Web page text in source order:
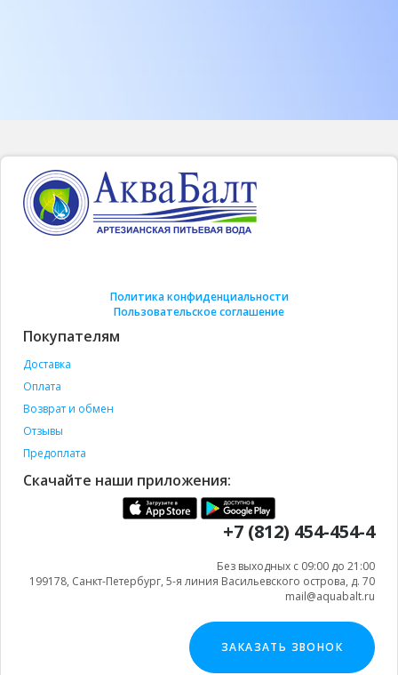
Политика конфиденциальности
Пользовательское соглашение
Покупателям
Доставка
Оплата
Возврат и обмен
Отзывы
Предоплата
Скачайте наши приложения:
+7 (812) 454-454-4
Без выходных с 09:00 до 21:00
199178, Санкт-Петербург, 5-я линия Васильевского острова, д. 70
mail@aquabalt.ru
ЗАКАЗАТЬ ЗВОНОК